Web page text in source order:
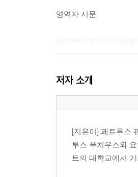
영역자 서문
I. 서론
저자 소개
[지은이] 페트루스
투스 푸치우스와
트의 대학교에서